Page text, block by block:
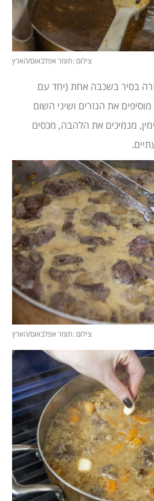
צילום :תומר אפלבאום/הארץ
בסיר בשכבה אחת (יחד עם
את הגזרים ושיני השום
מנמיכים את הלהבה, מכסים
צילום :תומר אפלבאום/הארץ